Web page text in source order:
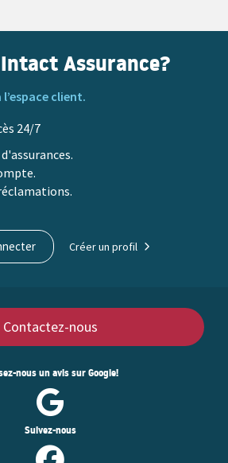
Contactez-nous
Assurance?
client.
24/7
Créer un profil
nous un avis sur Google!
Suivez-nous